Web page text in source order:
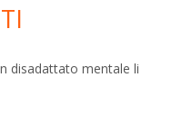
disadattato mentale li